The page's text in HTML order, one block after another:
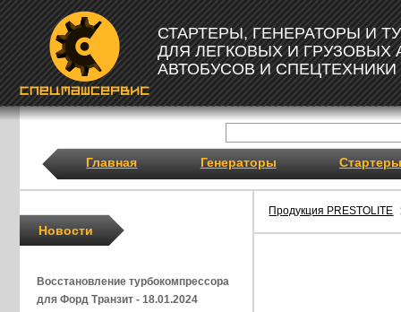
СТАРТЕРЫ, ГЕНЕРАТОРЫ И
ДЛЯ ЛЕГКОВЫХ И ГРУЗОВЫХ
АВТОБУСОВ И СПЕЦТЕХНИКИ
Главная Генераторы Стартеры
Продукция PRESTOLITE
Новости
Восстановление турбокомпрессора
для Форд Транзит - 18.01.2024